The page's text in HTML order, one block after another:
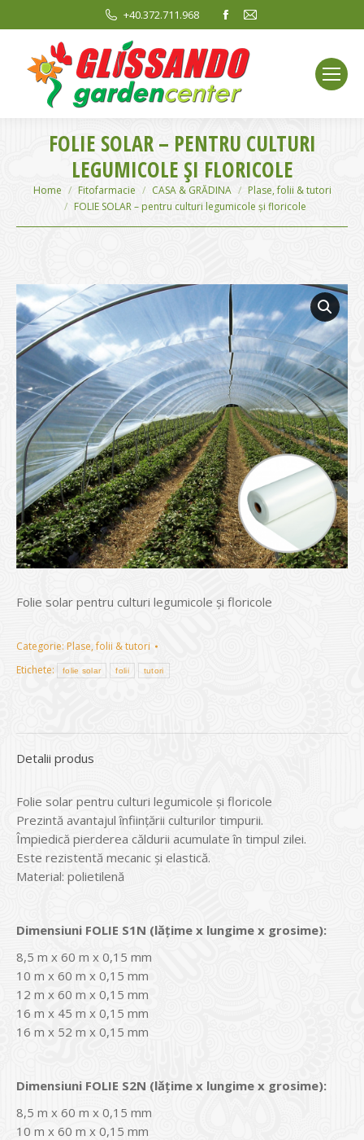
+40.372.711.968
Facebook
opens
in
new
window
Mail
window
FOLIE SOLAR – PENTRU CULTURI
LEGUMICOLE ȘI FLORICOLE
You are here:
Home Fitofarmacie CASA & GRĂDINA
Plase, folii & tutori
FOLIE SOLAR – pentru culturi legumicole și floricole
Folie solar pentru culturi legumicole și floricole
Categorie: Plase, folii & tutori
Etichete:
folie solar folii tutori
Detalii produs
Folie solar pentru culturi legumicole și floricole
Prezintă avantajul înființării culturilor timpurii.
Împiedică pierderea căldurii acumulate în timpul zilei.
Este rezistentă mecanic și elastică.
Material: polietilenă
Dimensiuni FOLIE S1N (lățime x lungime x grosime):
8,5 m x 60 m x 0,15 mm
10 m x 60 m x 0,15 mm
12 m x 60 m x 0,15 mm
16 m x 45 m x 0,15 mm
16 m x 52 m x 0,15 mm
Dimensiuni FOLIE S2N (lățime x lungime x grosime):
8,5 m x 60 m x 0,15 mm
10 m x 60 m x 0,15 mm